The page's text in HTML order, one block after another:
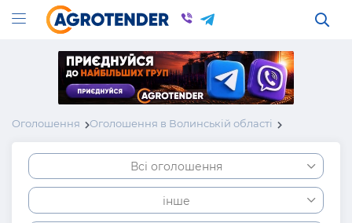
Оголошення Оголошення в Волинській області
Всі оголошення
інше